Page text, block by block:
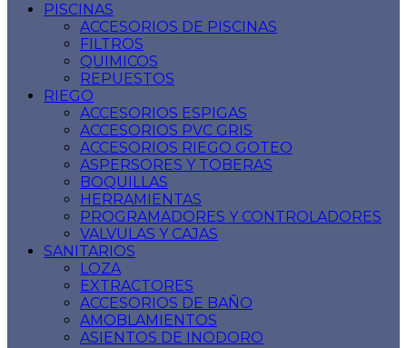
PISCINAS
ACCESORIOS DE PISCINAS
FILTROS
QUIMICOS
REPUESTOS
RIEGO
ACCESORIOS ESPIGAS
ACCESORIOS PVC GRIS
ACCESORIOS RIEGO GOTEO
ASPERSORES Y TOBERAS
BOQUILLAS
HERRAMIENTAS
PROGRAMADORES Y CONTROLADORES
VALVULAS Y CAJAS
SANITARIOS
LOZA
EXTRACTORES
ACCESORIOS DE BAÑO
AMOBLAMIENTOS
ASIENTOS DE INODORO